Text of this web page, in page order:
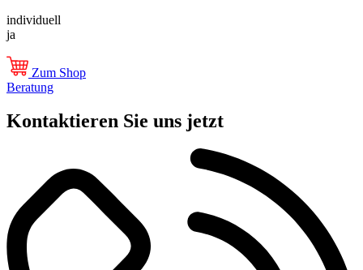
individuell
ja
Zum Shop
Beratung
Kontaktieren Sie uns jetzt